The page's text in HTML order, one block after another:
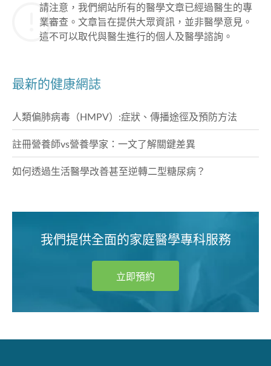
請注意，我們網站所有的醫學文章已經過醫生的專
業審查。文章旨在提供大眾資訊，並非醫學意見。
這不可以取代與醫生進行的個人及醫學諮詢。
最新的健康網誌
人類偏肺病毒（HMPV）:症狀、傳播途徑及預防方法
註冊營養師vs營養學家：一文了解關鍵差異
如何透過生活醫學改善甚至逆轉二型糖尿病？
我們提供全面的家庭醫學專科服務
立即預約